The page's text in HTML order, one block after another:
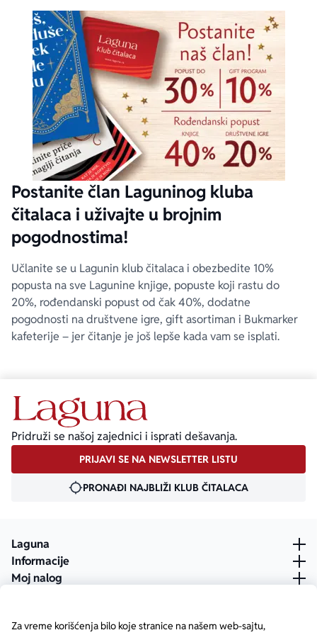
Za vreme korišćenja bilo koje stranice na našem web-sajtu,
Postanite član Laguninog kluba
čitalaca i uživajte u brojnim
pogodnostima!
Učlanite se u Lagunin klub čitalaca i obezbedite 10%
popusta na sve Lagunine knjige, popuste koji rastu do
20%, rođendanski popust od čak 40%, dodatne
pogodnosti na društvene igre, gift asortiman i Bukmarker
kafeterije – jer čitanje je još lepše kada vam se isplati.
Pridruži se našoj zajednici i isprati dešavanja.
PRIJAVI SE NA NEWSLETTER LISTU
PRONAĐI NAJBLIŽI KLUB ČITALACA
Laguna
Informacije
Moj nalog